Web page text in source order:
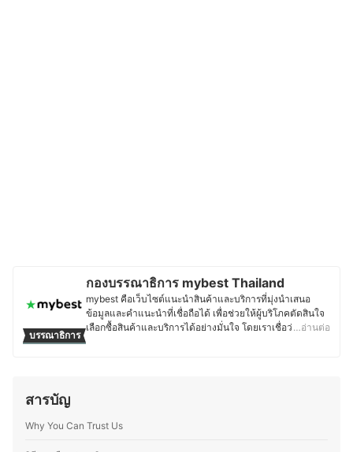
บรรณาธิการ
กองบรรณาธิการ mybest Thailand
mybest คือเว็บไซต์แนะนำสินค้าและบริการที่มุ่งนำเสนอ
ข้อมูลและคำแนะนำที่เชื่อถือได้ เพื่อช่วยให้ผู้บริโภคตัดสินใจ
เลือกซื้อสินค้าและบริการได้อย่างมั่นใจ โดยเราเชื่อว่าการ
บรรณาธิการของ mybest ยังให้ความสำคัญกับการเจาะลึกใน
…อ่านต่อ
สารบัญ
Why You Can Trust Us